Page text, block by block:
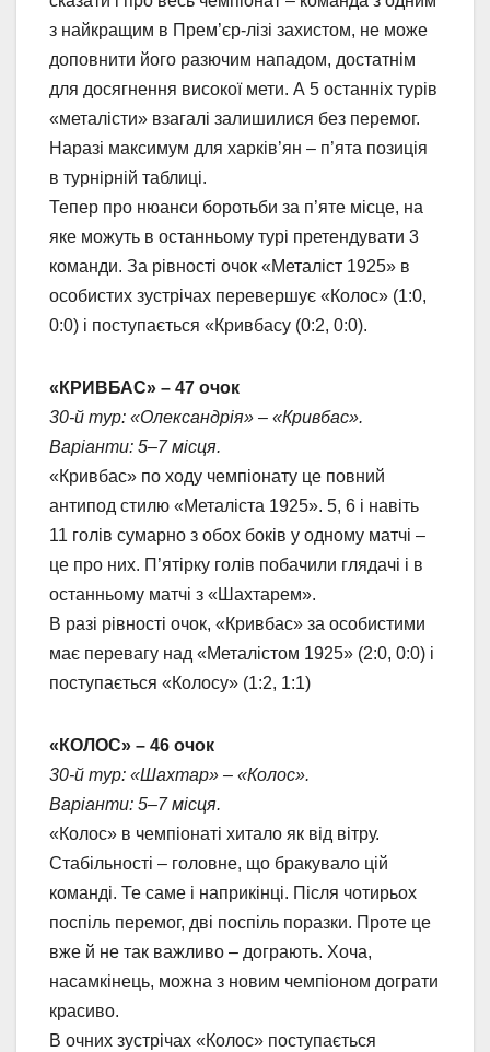
з найкращим в Прем’єр-лізі захистом, не може
доповнити його разючим нападом, достатнім
для досягнення високої мети. А 5 останніх турів
«металісти» взагалі залишилися без перемог.
Наразі максимум для харків’ян – п’ята позиція
в турнірній таблиці.
Тепер про нюанси боротьби за п’яте місце, на
яке можуть в останньому турі претендувати 3
команди. За рівності очок «Металіст 1925» в
особистих зустрічах перевершує «Колос» (1:0,
0:0) і поступається «Кривбасу (0:2, 0:0).
«КРИВБАС» – 47 очок
30-й тур: «Олександрія» – «Кривбас».
Варіанти: 5–7 місця.
«Кривбас» по ходу чемпіонату це повний
антипод стилю «Металіста 1925». 5, 6 і навіть
11 голів сумарно з обох боків у одному матчі –
це про них. П’ятірку голів побачили глядачі і в
останньому матчі з «Шахтарем».
В разі рівності очок, «Кривбас» за особистими
має перевагу над «Металістом 1925» (2:0, 0:0) і
поступається «Колосу» (1:2, 1:1)
«КОЛОС» – 46 очок
30-й тур: «Шахтар» – «Колос».
Варіанти: 5–7 місця.
«Колос» в чемпіонаті хитало як від вітру.
Стабільності – головне, що бракувало цій
команді. Те саме і наприкінці. Після чотирьох
поспіль перемог, дві поспіль поразки. Проте це
вже й не так важливо – дограють. Хоча,
насамкінець, можна з новим чемпіоном дограти
красиво.
В очних зустрічах «Колос» поступається